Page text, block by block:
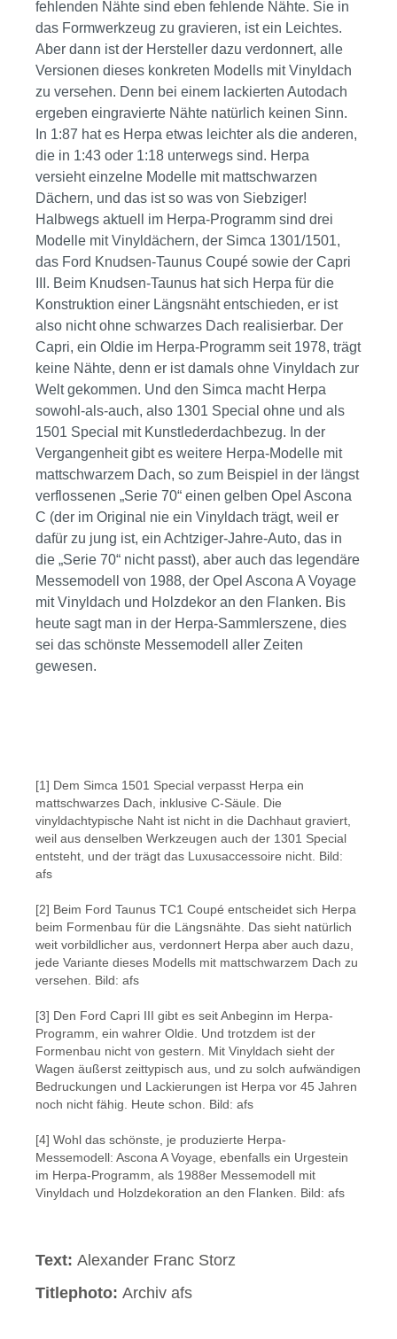
fehlenden Nähte sind eben fehlende Nähte. Sie in
das Formwerkzeug zu gravieren, ist ein Leichtes.
Aber dann ist der Hersteller dazu verdonnert, alle
Versionen dieses konkreten Modells mit Vinyldach
zu versehen. Denn bei einem lackierten Autodach
ergeben eingravierte Nähte natürlich keinen Sinn.
In 1:87 hat es Herpa etwas leichter als die anderen,
die in 1:43 oder 1:18 unterwegs sind. Herpa
versieht einzelne Modelle mit mattschwarzen
Dächern, und das ist so was von Siebziger!
Halbwegs aktuell im Herpa-Programm sind drei
Modelle mit Vinyldächern, der Simca 1301/1501,
das Ford Knudsen-Taunus Coupé sowie der Capri
III. Beim Knudsen-Taunus hat sich Herpa für die
Konstruktion einer Längsnäht entschieden, er ist
also nicht ohne schwarzes Dach realisierbar. Der
Capri, ein Oldie im Herpa-Programm seit 1978, trägt
keine Nähte, denn er ist damals ohne Vinyldach zur
Welt gekommen. Und den Simca macht Herpa
sowohl-als-auch, also 1301 Special ohne und als
1501 Special mit Kunstlederdachbezug. In der
Vergangenheit gibt es weitere Herpa-Modelle mit
mattschwarzem Dach, so zum Beispiel in der längst
verflossenen „Serie 70“ einen gelben Opel Ascona
C (der im Original nie ein Vinyldach trägt, weil er
dafür zu jung ist, ein Achtziger-Jahre-Auto, das in
die „Serie 70“ nicht passt), aber auch das legendäre
Messemodell von 1988, der Opel Ascona A Voyage
mit Vinyldach und Holzdekor an den Flanken. Bis
heute sagt man in der Herpa-Sammlerszene, dies
sei das schönste Messemodell aller Zeiten
gewesen.
[1] Dem Simca 1501 Special verpasst Herpa ein
mattschwarzes Dach, inklusive C-Säule. Die
vinyldachtypische Naht ist nicht in die Dachhaut graviert,
weil aus denselben Werkzeugen auch der 1301 Special
entsteht, und der trägt das Luxusaccessoire nicht. Bild:
afs
[2] Beim Ford Taunus TC1 Coupé entscheidet sich Herpa
beim Formenbau für die Längsnähte. Das sieht natürlich
weit vorbildlicher aus, verdonnert Herpa aber auch dazu,
jede Variante dieses Modells mit mattschwarzem Dach zu
versehen. Bild: afs
[3] Den Ford Capri III gibt es seit Anbeginn im Herpa-
Programm, ein wahrer Oldie. Und trotzdem ist der
Formenbau nicht von gestern. Mit Vinyldach sieht der
Wagen äußerst zeittypisch aus, und zu solch aufwändigen
Bedruckungen und Lackierungen ist Herpa vor 45 Jahren
noch nicht fähig. Heute schon. Bild: afs
[4] Wohl das schönste, je produzierte Herpa-
Messemodell: Ascona A Voyage, ebenfalls ein Urgestein
im Herpa-Programm, als 1988er Messemodell mit
Vinyldach und Holzdekoration an den Flanken. Bild: afs
Text: Alexander Franc Storz
Titlephoto: Archiv afs